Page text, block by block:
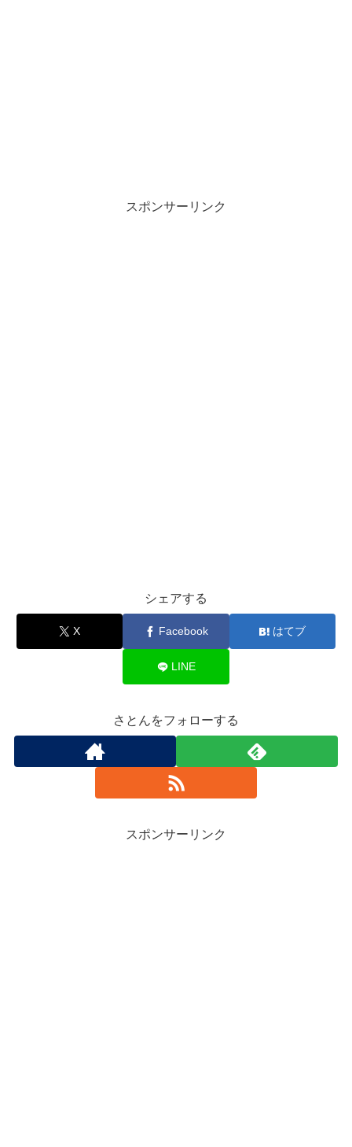
スポンサーリンク
シェアする
X Facebook はてブ
LINE
さとんをフォローする
スポンサーリンク